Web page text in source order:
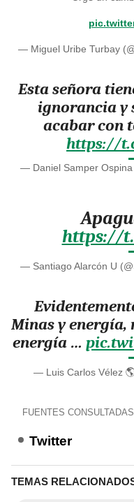
— Miguel Uribe Turbay
Esta señora
ignorancia y
acabar con
https://
— Daniel Samper
https://
— Santiago Alarcón U
Minas y energía,
energía …
— Luis Carlos Vélez
FUENTES CONSULTADAS
Twitter
TEMAS